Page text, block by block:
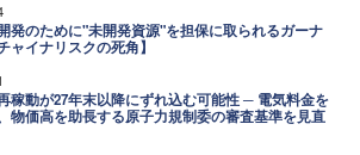
発のために"未開発資源"を担保に取られるガーナ
ャイナリスクの死角】
稼動が27年末以降にずれ込む可能性 ─ 電気料金を
物価高を助長する原子力規制委の審査基準を見直